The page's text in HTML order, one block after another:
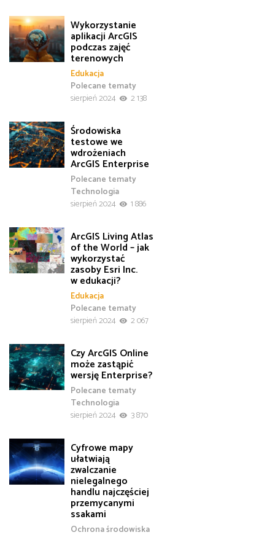
Wykorzystanie
aplikacji ArcGIS
podczas zajęć
terenowych
Edukacja
Polecane tematy
sierpień 2024
2 138
Środowiska
testowe we
wdrożeniach
ArcGIS Enterprise
Polecane tematy
Technologia
sierpień 2024
1 886
ArcGIS Living Atlas
of the World – jak
wykorzystać
zasoby Esri Inc.
w edukacji?
Edukacja
Polecane tematy
sierpień 2024
2 067
Czy ArcGIS Online
może zastąpić
wersję Enterprise?
Polecane tematy
Technologia
sierpień 2024
3 870
Cyfrowe mapy
ułatwiają
zwalczanie
nielegalnego
handlu najczęściej
przemycanymi
ssakami
Ochrona środowiska